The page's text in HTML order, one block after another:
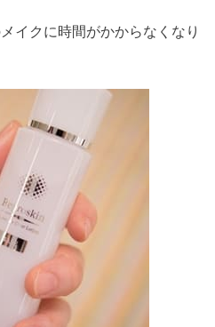
イクに時間がかからなくなり